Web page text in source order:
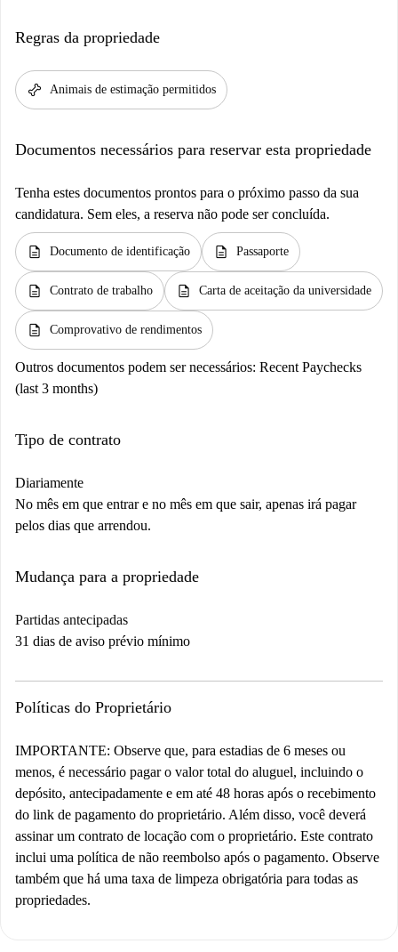
Regras da propriedade
pet_supplies Animais de estimação permitidos
Documentos necessários para reservar esta propriedade
Tenha estes documentos prontos para o próximo passo da sua
candidatura. Sem eles, a reserva não pode ser concluída.
description Documento de identificação description Passaporte
description Contrato de trabalho description Carta de aceitação da universidade
description Comprovativo de rendimentos
Outros documentos podem ser necessários: Recent Paychecks
(last 3 months)
Tipo de contrato
Diariamente
No mês em que entrar e no mês em que sair, apenas irá pagar
pelos dias que arrendou.
Mudança para a propriedade
Partidas antecipadas
31 dias de aviso prévio mínimo
Políticas do Proprietário
IMPORTANTE: Observe que, para estadias de 6 meses ou
menos, é necessário pagar o valor total do aluguel, incluindo o
depósito, antecipadamente e em até 48 horas após o recebimento
do link de pagamento do proprietário. Além disso, você deverá
assinar um contrato de locação com o proprietário. Este contrato
inclui uma política de não reembolso após o pagamento. Observe
também que há uma taxa de limpeza obrigatória para todas as
propriedades.